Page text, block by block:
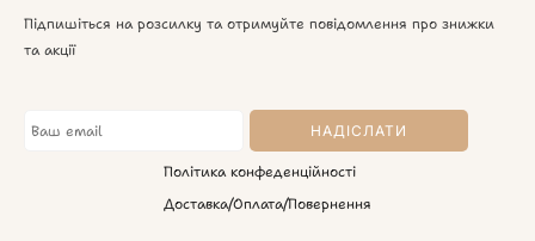
Підпишіться на розсилку та отримуйте повідомлення про знижки
та акції
Політика конфеденційності
Доставка/Оплата/Повернення